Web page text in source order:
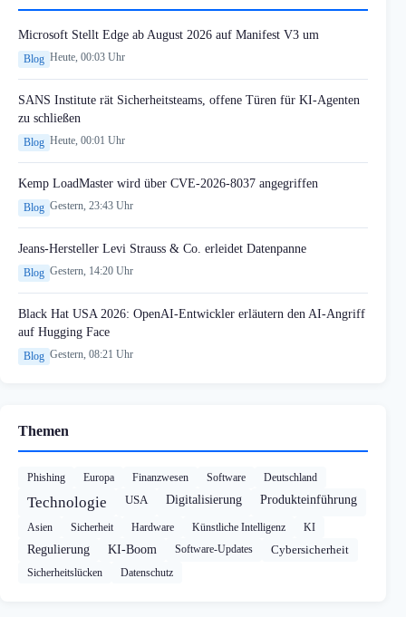
Microsoft Stellt Edge ab August 2026 auf Manifest V3 um
Blog Heute, 00:03 Uhr
SANS Institute rät Sicherheitsteams, offene Türen für KI-Agenten
zu schließen
Blog Heute, 00:01 Uhr
Kemp LoadMaster wird über CVE-2026-8037 angegriffen
Blog Gestern, 23:43 Uhr
Jeans-Hersteller Levi Strauss & Co. erleidet Datenpanne
Blog Gestern, 14:20 Uhr
Black Hat USA 2026: OpenAI-Entwickler erläutern den AI-Angriff
auf Hugging Face
Blog Gestern, 08:21 Uhr
Themen
Phishing Europa Finanzwesen Software Deutschland
Technologie USA Digitalisierung Produkteinführung
Asien Sicherheit Hardware Künstliche Intelligenz KI
Regulierung KI-Boom Software-Updates Cybersicherheit
Sicherheitslücken Datenschutz